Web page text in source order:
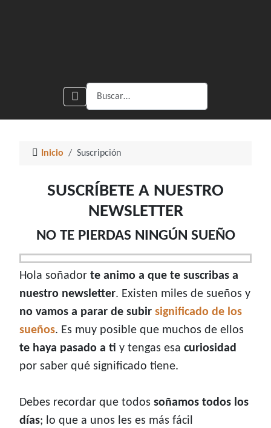
Buscar
Inicio Suscripción
SUSCRÍBETE A NUESTRO
NEWSLETTER
NO TE PIERDAS NINGÚN SUEÑO
Hola soñador te animo a que te suscribas a
nuestro newsletter. Existen miles de sueños y
no vamos a parar de subir significado de los
sueños. Es muy posible que muchos de ellos
te haya pasado a ti y tengas esa curiosidad
por saber qué significado tiene.
Debes recordar que todos soñamos todos los
días; lo que a unos les es más fácil